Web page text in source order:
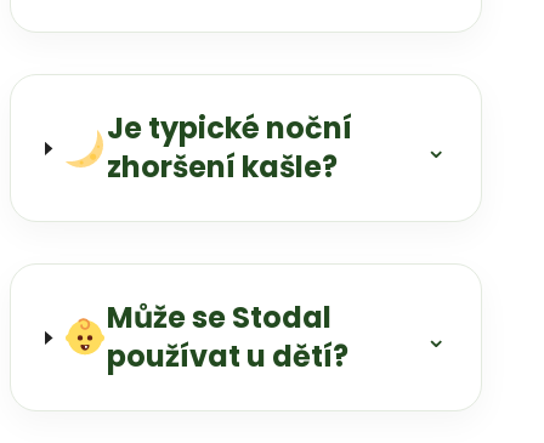
Je typické noční
zhoršení kašle?
⌄
Může se Stodal
používat u dětí?
⌄